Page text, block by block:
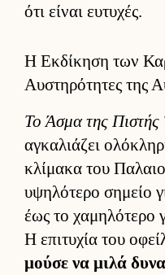
ότι εί­ναι ευ­τυχές.
Η Εκδίκηση των
Αυστηρότητες της
Το Άσμα της Πιστής
αγκαλιάζει
κλίμακα του
υψηλότερο σημείο
έως το χαμηλότερο
Η επιτυχία του
μούσε να μιλά